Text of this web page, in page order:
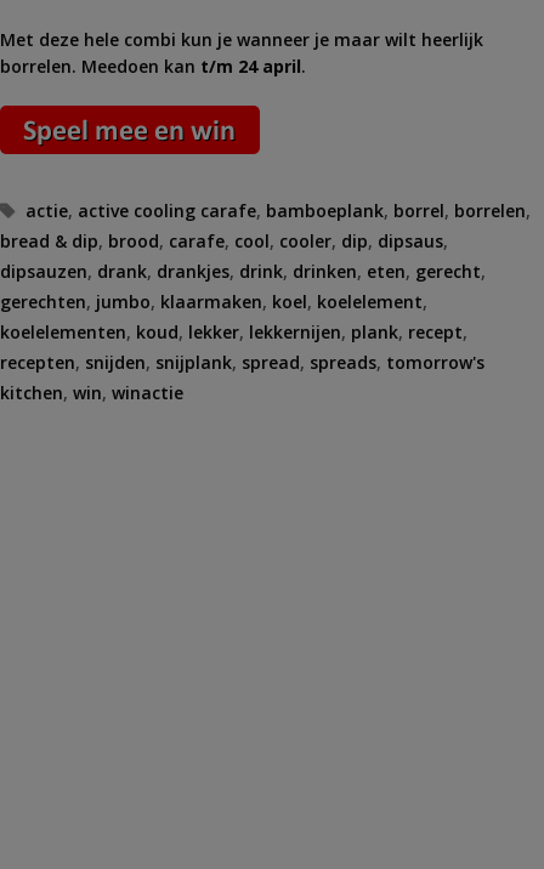
Met deze hele combi kun je wanneer je maar wilt heerlijk
borrelen. Meedoen kan t/m 24 april.
Tags
actie, active cooling carafe, bamboeplank, borrel, borrelen,
bread & dip, brood, carafe, cool, cooler, dip, dipsaus,
dipsauzen, drank, drankjes, drink, drinken, eten, gerecht,
gerechten, jumbo, klaarmaken, koel, koelelement,
koelelementen, koud, lekker, lekkernijen, plank, recept,
recepten, snijden, snijplank, spread, spreads, tomorrow's
kitchen, win, winactie